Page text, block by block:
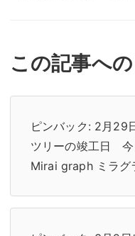
この記事へ
ピンバック: 2月29
ツリーの竣工日 今
Mirai graph ミラグ